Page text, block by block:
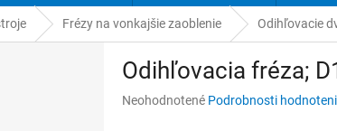
Frézy na vonkajšie zaoblenie Odihľovacie
Odihľovacia fréza;
Priemerné
Neohodnotené Podrobnosti